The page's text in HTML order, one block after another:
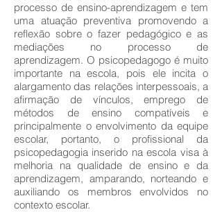
processo de ensino-aprendizagem e tem
uma atuação preventiva promovendo a
reflexão sobre o fazer pedagógico e as
mediações no processo de
aprendizagem. O psicopedagogo é muito
importante na escola, pois ele incita o
alargamento das relações interpessoais, a
afirmação de vínculos, emprego de
métodos de ensino compatíveis e
principalmente o envolvimento da equipe
escolar, portanto, o profissional da
psicopedagogia inserido na escola visa à
melhoria na qualidade de ensino e da
aprendizagem, amparando, norteando e
auxiliando os membros envolvidos no
contexto escolar.